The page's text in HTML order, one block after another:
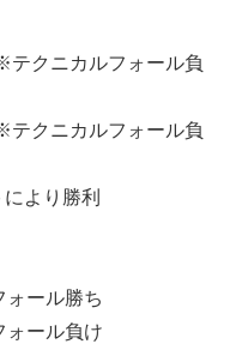
クニカルフォール負
クニカルフォール負
より勝利
ール勝ち
ール負け